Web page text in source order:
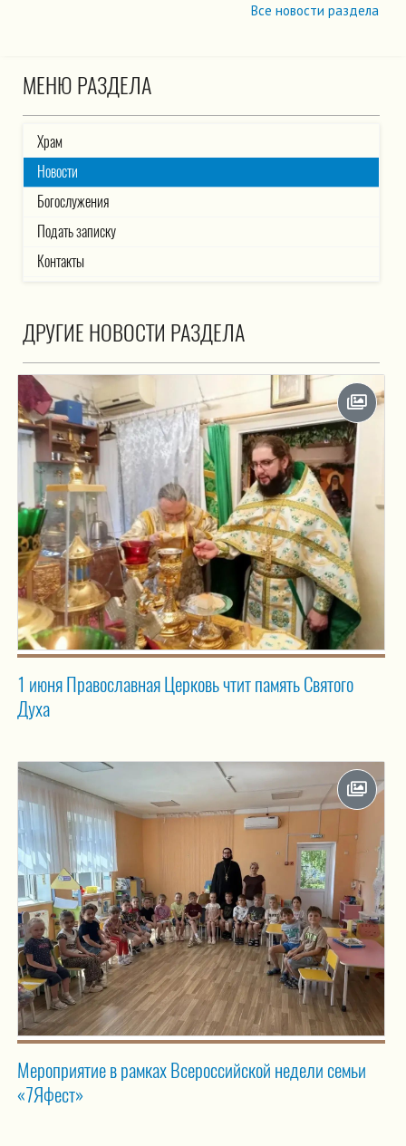
Все новости раздела
МЕНЮ РАЗДЕЛА
Храм
Новости
Богослужения
Подать записку
Контакты
ДРУГИЕ НОВОСТИ РАЗДЕЛА
1 июня Православная Церковь чтит память Святого
Духа
Мероприятие в рамках Всероссийской недели семьи
«7Яфест»